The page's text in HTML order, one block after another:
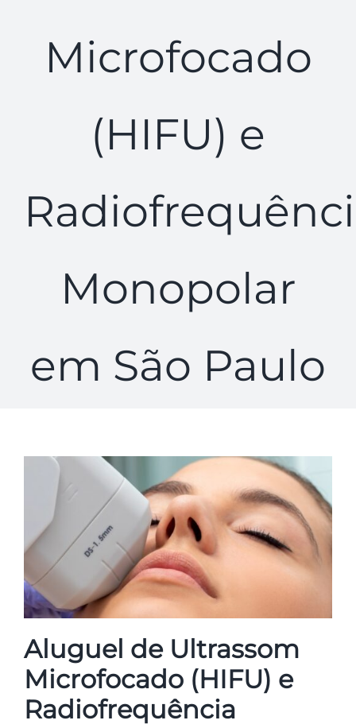
Microfocado
(HIFU) e
Monopolar
em São Paulo
Aluguel de Ultrassom
Microfocado (HIFU) e
Radiofrequência